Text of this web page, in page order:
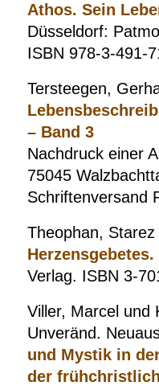
Athos. Sein
Düsseldorf:
ISBN 978-3-491-
Tersteegen,
– Band 3
Nachdruck einer
75045
Schriftenversand
Theophan, Starez
Herzensgebetes.
Verlag. ISBN 3-
Viller, Marcel und
Unveränd.
und Mystik in
der